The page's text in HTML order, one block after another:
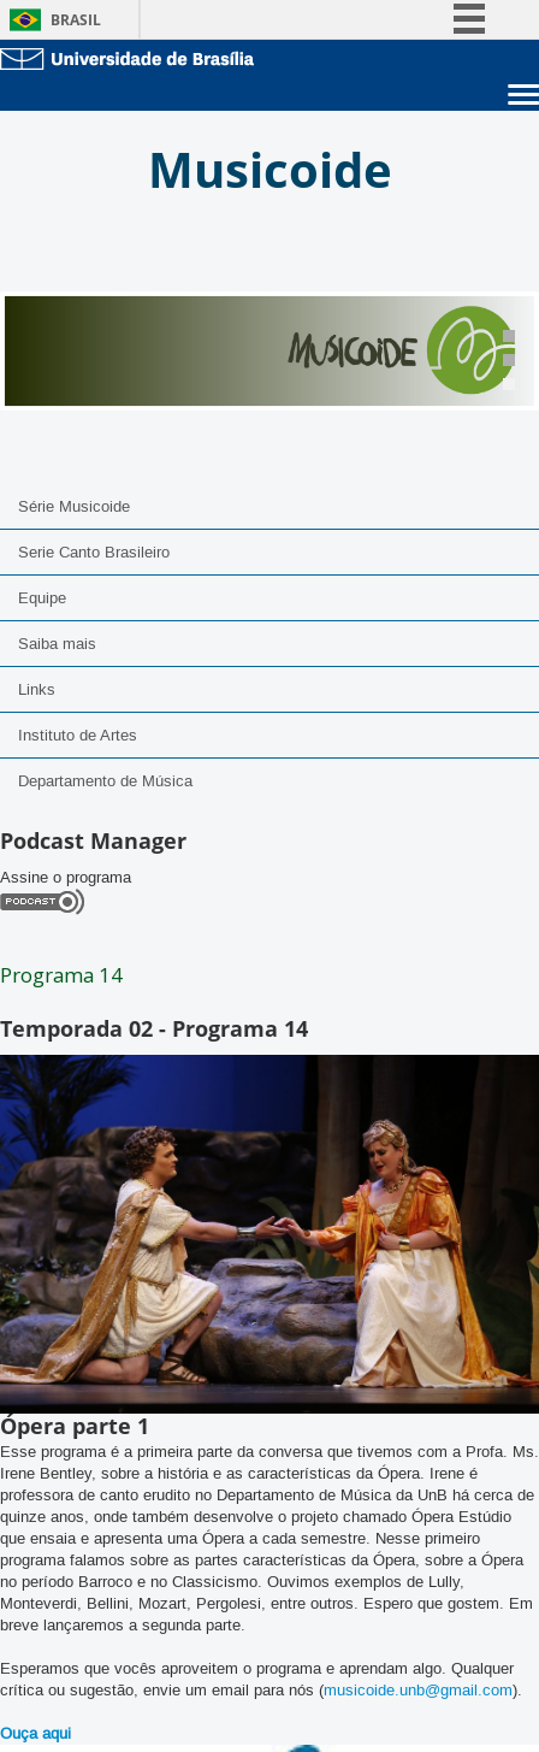
BRASIL
Acesso à informação
Musicoide
Série Musicoide
Serie Canto Brasileiro
Equipe
Saiba mais
Links
Instituto de Artes
Departamento de Música
Podcast Manager
Assine o programa
Programa 14
Temporada 02 - Programa 14
Ópera parte 1
Esse programa é a primeira parte da conversa que tivemos com a Profa. Ms.
Irene Bentley, sobre a história e as características da Ópera. Irene é
professora de canto erudito no Departamento de Música da UnB há cerca de
quinze anos, onde também desenvolve o projeto chamado Ópera Estúdio
que ensaia e apresenta uma Ópera a cada semestre. Nesse primeiro
programa falamos sobre as partes características da Ópera, sobre a Ópera
no período Barroco e no Classicismo. Ouvimos exemplos de Lully,
Monteverdi, Bellini, Mozart, Pergolesi, entre outros. Espero que gostem. Em
breve lançaremos a segunda parte.
Esperamos que vocês aproveitem o programa e aprendam algo. Qualquer
crítica ou sugestão, envie um email para nós (musicoide.unb@gmail.com).
Ouça aqui